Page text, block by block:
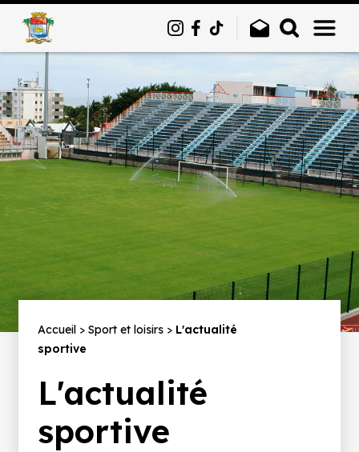
Fil
d'Ariane
Accueil Sport et loisirs
L'actualité
sportive
L'actualité
sportive
Panneau de gestion des cookies